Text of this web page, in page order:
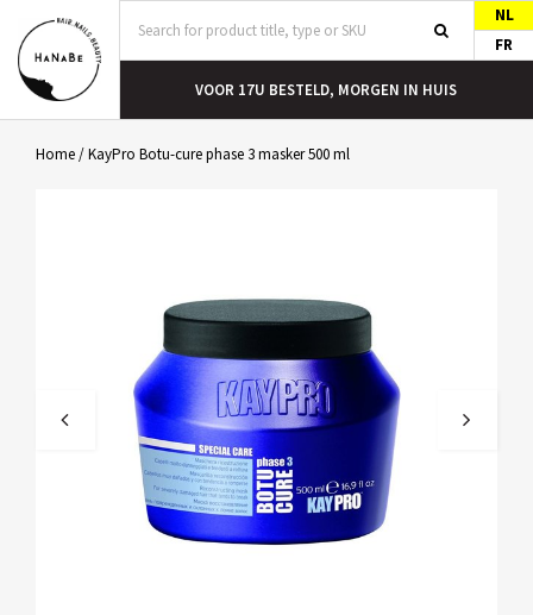
NL
FR
VOOR 17U BESTELD, MORGEN IN HUIS
Home/KayPro Botu-cure phase 3 masker 500 ml